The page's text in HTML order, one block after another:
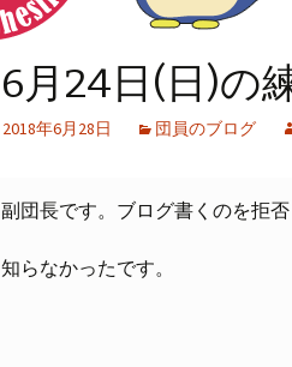
6月24日(日)の
2018年6月28日 団員のブログ
副団長です。ブログ書くのを拒
知らなかったです。